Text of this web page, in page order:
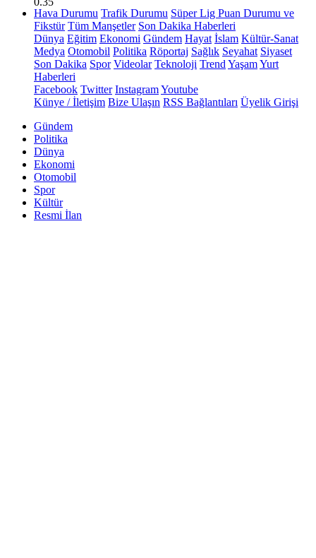
Hava Durumu Trafik Durumu Süper Lig Puan Durumu ve
Fikstür Tüm Manşetler Son Dakika Haberleri
Dünya Eğitim Ekonomi Gündem Hayat İslam Kültür-Sanat
Medya Otomobil Politika Röportaj Sağlık Seyahat Siyaset
Son Dakika Spor Videolar Teknoloji Trend YaşamYurt
Haberleri
Facebook Twitter InstagramYoutube
Künye / İletişim Bize Ulaşın RSS Bağlantıları Üyelik Girişi
Gündem
Politika
Dünya
Ekonomi
Otomobil
Spor
Kültür
Resmi İlan